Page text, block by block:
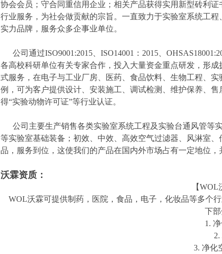
协会会员；守合同重信用企业；相关产品获得实用新型砖利
行业服务，为社会做贡献的宗旨。一直致力于实验室系统工
实力品牌，服务众多企事业单位。
公司通过ISO9001:2015、ISO14001：2015、
各高校科研单位有关专家合作，投入大量资金重点研发，形
式服务，在电子与工业厂房、医药、食品饮料、生物工程、
例，可为客户提供设计、安装施工、调试检测、维护保养、
得“实验动物许可证”等行业认证。
公司主要生产销售各类实验室系统工程及实验台通风管等
等实验室基础装备；初效、中效、高效空气过滤器、风淋室
品，服务到位，这使我们的产品在国内外市场占有一定地位，
沃霖资质：
【WOL
WOL沃霖可提供制药，医院，食品，电子，化妆品等多个
下
1.
3. 净化